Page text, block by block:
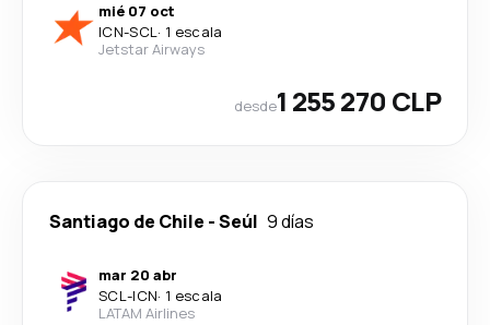
mié 07 oct
ICN-SCL· 1 escala
Jetstar Airways
desde1 255 270 CLP
Santiago de Chile -Seúl 9 días
mar 20 abr
SCL-ICN· 1 escala
LATAM Airlines